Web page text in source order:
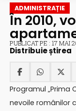
ADMINISTRAȚIE
În 2010,
PUBLICAT PE : 17 MAI
Distribuie știrea
Programul „Prima
nevoile românilor